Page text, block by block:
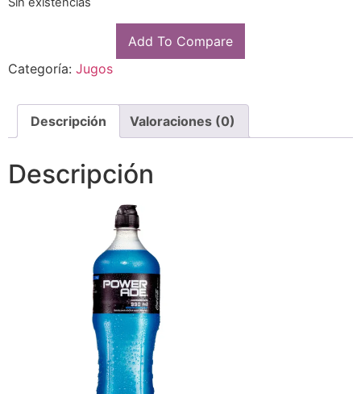
Add To Compare
Categoría: Jugos
Descripción Valoraciones (0)
Descripción